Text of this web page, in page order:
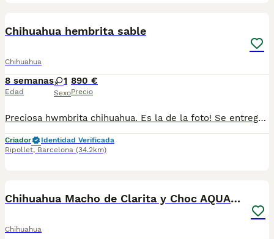
Chihuahua hembrita sable
Chihuahua
8 semanas
Edad
1
Sexo
890 €
Precio
Preciosa hwmbrita chihuahua. Es la de la foto! Se entregara con vacunas y chip. Para mas información atiendo WhatsApp y telef 630714585
Criador
Identidad Verificada
Ripollet, Barcelona (34.2km)
Chihuahua Macho de Clarita y Choc AQUANATURA
Chihuahua